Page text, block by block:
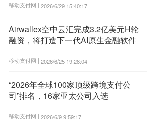
移动支付网 | 2026/6/29 15:40:17
Airwallex空中云汇完成3.2亿美元H轮
融资，将打造下一代AI原生金融软件
移动支付网 | 2026/6/25 19:28:04
“2026年全球100家顶级跨境支付公
司”排名，16家亚太公司入选
移动支付网 | 2026/6/9 9:59:17